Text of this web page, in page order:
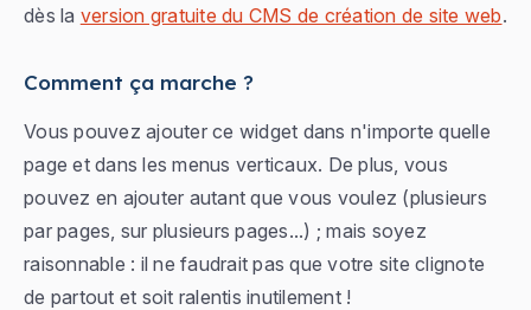
dès la version gratuite du CMS de création de site web.
Comment ça marche ?
Vous pouvez ajouter ce widget dans n'importe quelle
page et dans les menus verticaux. De plus, vous
pouvez en ajouter autant que vous voulez (plusieurs
par pages, sur plusieurs pages...) ; mais soyez
raisonnable : il ne faudrait pas que votre site clignote
de partout et soit ralentis inutilement !